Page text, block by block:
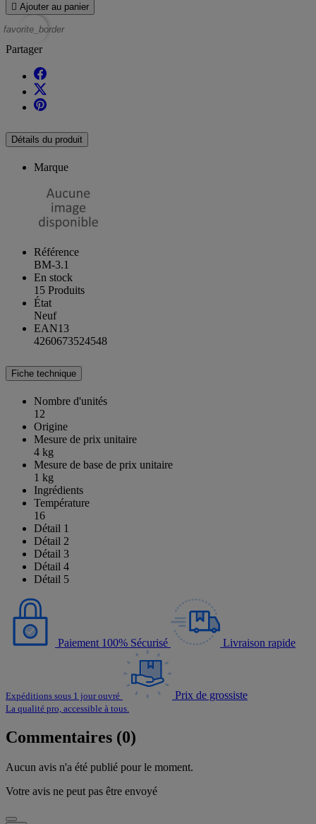
 Ajouter au panier
favorite_border
Partager
Détails du produit
Marque
Référence
BM-3.1
En stock
15 Produits
État
Neuf
EAN13
4260673524548
Fiche technique
Nombre d'unités
12
Origine
Mesure de prix unitaire
4 kg
Mesure de base de prix unitaire
1 kg
Ingrédients
Température
16
Détail 1
Détail 2
Détail 3
Détail 4
Détail 5
Paiement 100% Sécurisé Livraison rapide
Expéditions sous 1 jour ouvré Prix de grossiste
La qualité pro, accessible à tous.
Commentaires (0)
Aucun avis n'a été publié pour le moment.
Votre avis ne peut pas être envoyé